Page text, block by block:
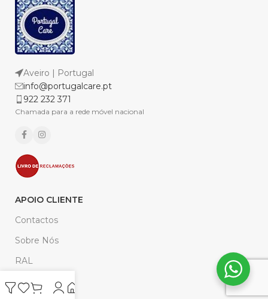
Aveiro | Portugal
info@portugalcare.pt
922 232 371
Chamada para a rede móvel nacional
APOIO CLIENTE
Contactos
Sobre Nós
RAL
Pontos